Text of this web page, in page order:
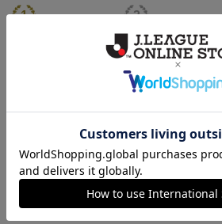
【S～4XL】2026/27ユニ
フォーム オーセンティッ
21,450円～25,950円
ジュビロ磐田 チルタリ
ス タオルマフラー
2,500円